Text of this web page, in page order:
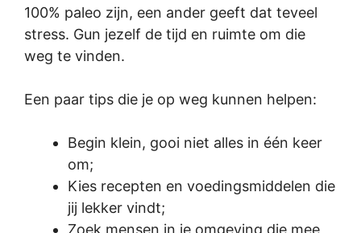
100% paleo zijn, een ander geeft dat teveel
stress. Gun jezelf de tijd en ruimte om die
weg te vinden.
Een paar tips die je op weg kunnen helpen:
Begin klein, gooi niet alles in één keer
om;
Kies recepten en voedingsmiddelen die
jij lekker vindt;
Zoek mensen in je omgeving die mee